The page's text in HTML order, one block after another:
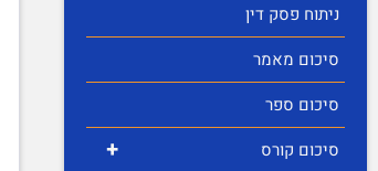
ניתוח פסק דין
סיכום מאמר
סיכום ספר
+
סיכום קורס